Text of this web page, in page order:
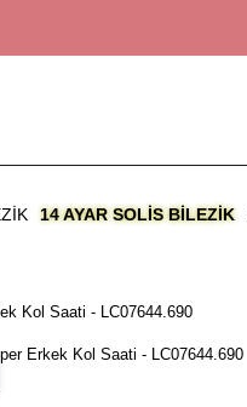
14 AYAR SOLIS BILEZIK
Kol Saati - LC07644.690